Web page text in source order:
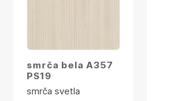
smrča bela A357
PS19
smrča svetla